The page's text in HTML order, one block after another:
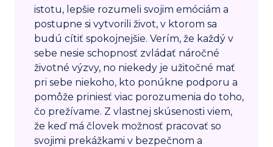
istotu, lepšie rozumeli svojim emóciám a
postupne si vytvorili život, v ktorom sa
budú cítiť spokojnejšie. Verím, že každý v
sebe nesie schopnosť zvládať náročné
životné výzvy, no niekedy je užitočné mať
pri sebe niekoho, kto ponúkne podporu a
pomôže priniesť viac porozumenia do toho,
čo prežívame. Z vlastnej skúsenosti viem,
že keď má človek možnosť pracovať so
svojimi prekážkami v bezpečnom a